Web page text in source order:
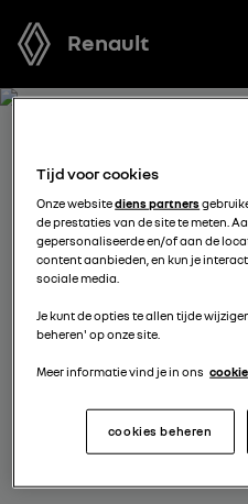
Renault
BOEK EEN
SCENIC E-
Welk voertuig past het
maakt, kunt u een gratis
Tijd voor cookies
Onze websitediens partners
de prestaties van de site te meten.
gepersonaliseerde en/of aan de
content aanbieden, en kun je
sociale media.
Je kunt de opties te allen tijde
beheren' op onze site.
Meer informatie vind je in ons
cookies beheren